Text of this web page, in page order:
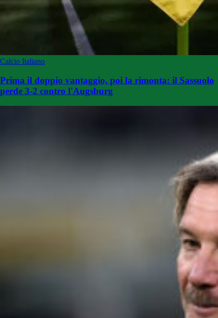
Calcio Italiano
Prima il doppio vantaggio, poi la rimonta: il Sassuolo
perde 3-2 contro l'Augsburg